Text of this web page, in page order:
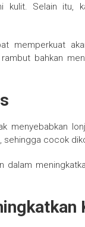
kulit. Selain itu,
memperkuat
bahkan
menyebabkan
cocok